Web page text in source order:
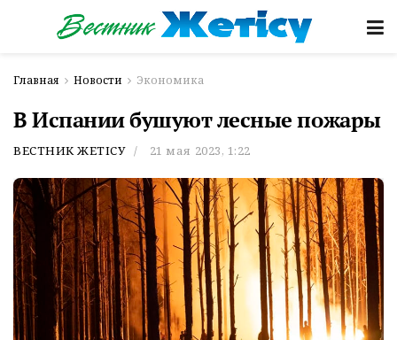
Главная Новости Экономика
В Испании бушуют лесные пожары
ВЕСТНИК ЖЕТІСУ 21 мая 2023, 1:22